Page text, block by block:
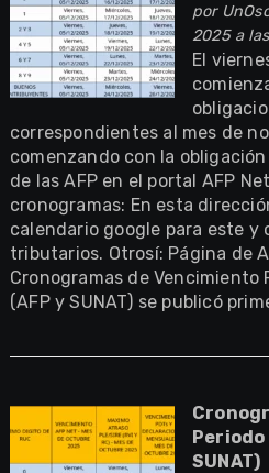
por
2025 a
El
correspondientes al mes de
comenzando con la
de las AFP en el portal AFP
cronogramas: En esta
calendario google para este y
tributarios. Otrosí: Página de
Cronogramas de Vencimiento
(AFP y SUNAT) se publicó
Periodo
SUNAT)